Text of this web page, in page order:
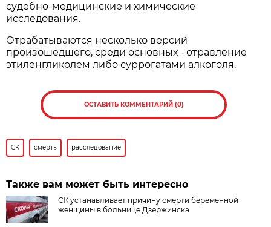
судебно-медицинские и химические
исследования.
Отрабатываются несколько версий
произошедшего, среди основных - отравление
этиленгликолем либо суррогатами алкоголя.
ОСТАВИТЬ КОММЕНТАРИЙ (0)
СК смерть расследование
Также вам может быть интересно
СК устанавливает причину смерти беременной
женщины в больнице Дзержинска